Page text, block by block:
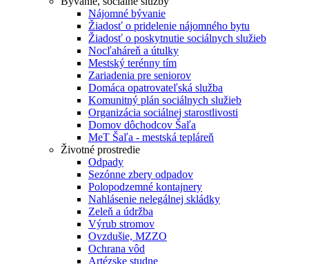
Nájomné bývanie
Žiadosť o pridelenie nájomného bytu
Žiadosť o poskytnutie sociálnych služieb
Nocľaháreň a útulky
Mestský terénny tím
Zariadenia pre seniorov
Domáca opatrovateľská služba
Komunitný plán sociálnych služieb
Organizácia sociálnej starostlivosti
Domov dôchodcov Šaľa
MeT Šaľa - mestská tepláreň
Životné prostredie
Odpady
Sezónne zbery odpadov
Polopodzemné kontajnery
Nahlásenie nelegálnej skládky
Zeleň a údržba
Výrub stromov
Ovzdušie, MZZO
Ochrana vôd
Artézske studne